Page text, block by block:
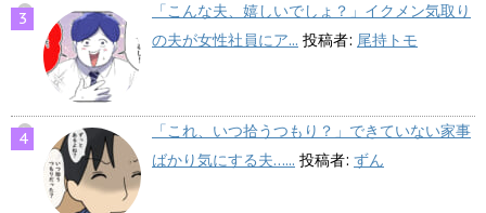
「こんな夫、嬉しいでしょ？」イクメン気取り
の夫が女性社員にア... 投稿者: 尾持トモ
「これ、いつ拾うつもり？」できていない家事
ばかり気にする夫…... 投稿者: ずん